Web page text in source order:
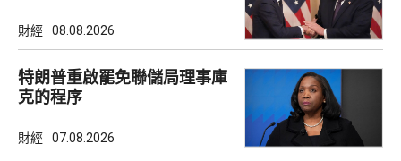
財經 08.08.2026
特朗普重啟罷免聯儲局理事庫
克的程序
財經 07.08.2026